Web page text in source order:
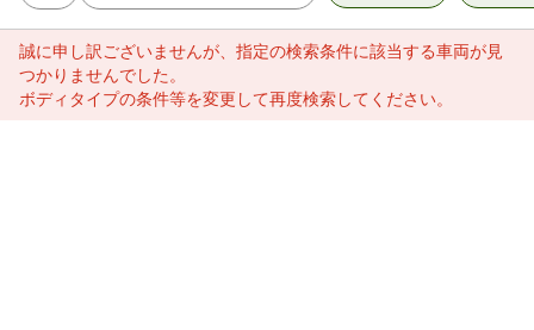
誠に申し訳ございませんが、指定の検索条件に該当する車両が見
つかりませんでした。
ボディタイプの条件等を変更して再度検索してください。